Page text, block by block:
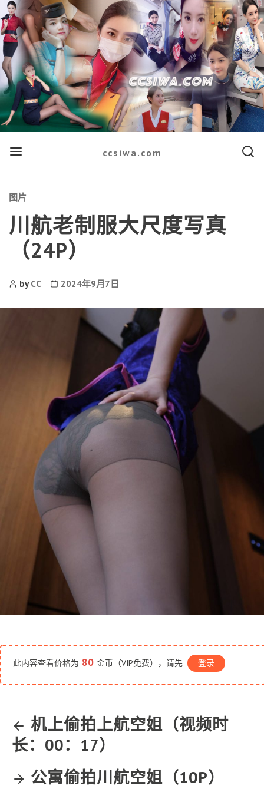
Menu ccsiwa.com Search
Categories
图片
川航老制服大尺度写真
（24P）
PostbyCC
Post2024年9月7日
此内容查看价格为 80 金币（VIP免费），请先 登录
机上偷拍上航空姐（视频时
长：00：17）
公寓偷拍川航空姐（10P）